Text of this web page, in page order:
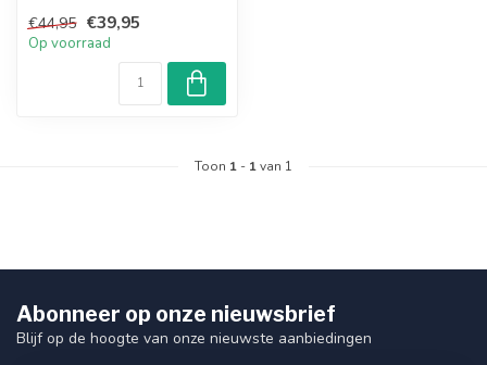
hy...
€44,95 €39,95
Op voorraad
Toon 1 - 1van 1
Abonneer op onze nieuwsbrief
Blijf op de hoogte van onze nieuwste aanbiedingen